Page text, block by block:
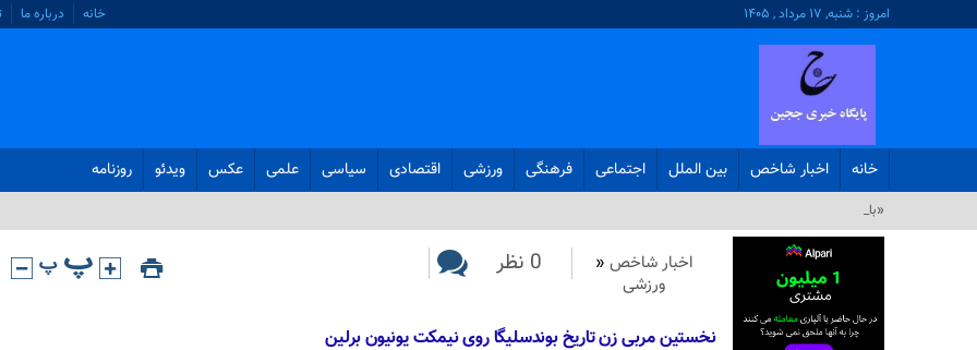
امروز : شنبه, ۱۷ مرداد , ۱۴۰۵ خانه درباره ما
خانه اخبار شاخص بین الملل اجتماعی فرهنگی ورزشی اقتصادی سیاسی علمی عکس ویدئو روزنامه
«باقر خرازی» _
اخبار شاخص «
ورزشی
0 نظر
نخستین مربی زن تاریخ بوندسلیگا روی نیمکت یونیون برلین